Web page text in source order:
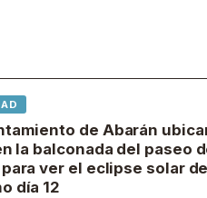
de Abarán
la balconada del paseo
ver el eclipse solar
día 12